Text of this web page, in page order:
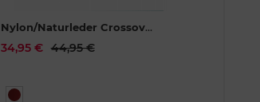
Nylon/Naturleder Crossover
Bag Iris rot 1402-26
34,95 € 44,95 €